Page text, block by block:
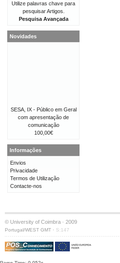
Utilize palavras chave para
pesquisar Artigos.
Pesquisa Avançada
Novidades
SESA, IX - Público em Geral
com apresentação de
comunicação
100,00€
Informações
Envios
Privacidade
Termos de Utilização
Contacte-nos
© University of Coimbra · 2009
Portugal/WEST GMT · S:147